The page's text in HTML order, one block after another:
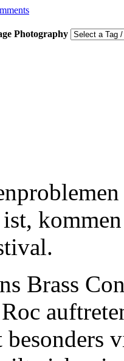
Photography
Brass
besonders